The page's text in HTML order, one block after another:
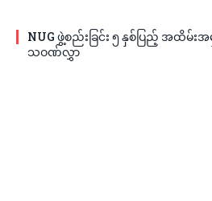
NUG ဖွဲ့စည်းခြင်း ၅ နှစ်ပြည့် အထိမ်
သဝဏ်လွှာ